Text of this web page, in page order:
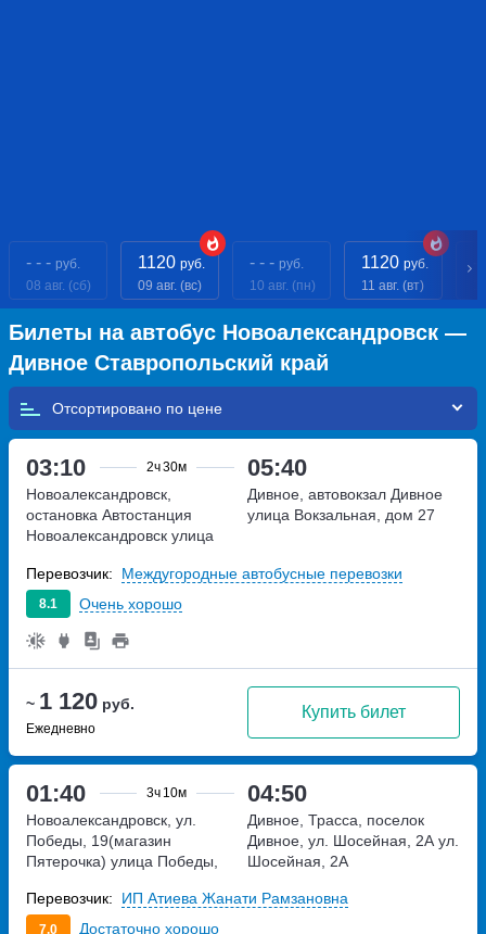
- - - руб.
08 авг. (сб)
1120 руб.
09 авг. (вс)
- - - руб.
10 авг. (пн)
1120 руб.
11 авг. (вт)
Билеты на автобус Новоалександровск —
Дивное Ставропольский край
Отсортировано по
03:10 2ч30м 05:40
~ 1 120 руб.
Ежедневно
Купить билет
Новоалександровск,
остановка Автостанция
Новоалександровск улица
Дивное, автовокзал Дивное
улица Вокзальная, дом 27
8.1 Очень хорошо
Перевозчик: Междугородные автобусные перевозки
01:40 3ч 10м 04:50
Новоалександровск, ул.
Победы, 19(магазин
Пятерочка) улица Победы,
Дивное, Трасса, поселок
Дивное, ул. Шосейная, 2А ул.
Шосейная, 2А
7.0 Достаточно хорошо
Перевозчик: ИП Атиева Жанати Рамзановна